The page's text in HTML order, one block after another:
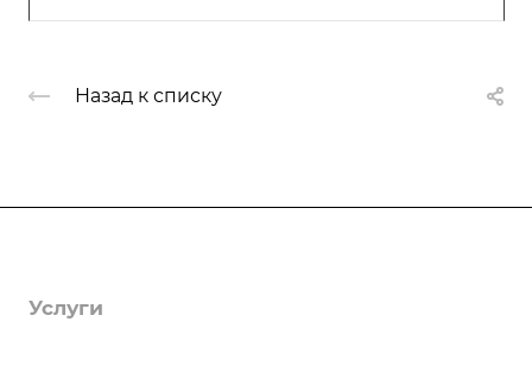
Назад к списку
О компании
Услуги